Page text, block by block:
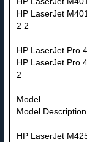
HP LaserJet
2 2
HP LaserJet Pro
HP LaserJet Pro
2
Model
Model
HP LaserJet